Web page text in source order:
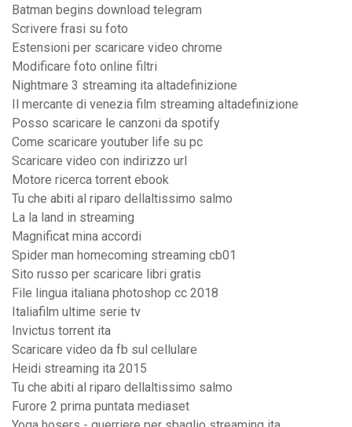
Batman begins download telegram
Scrivere frasi su foto
Estensioni per scaricare video chrome
Modificare foto online filtri
Nightmare 3 streaming ita altadefinizione
Il mercante di venezia film streaming altadefinizione
Posso scaricare le canzoni da spotify
Come scaricare youtuber life su pc
Scaricare video con indirizzo url
Motore ricerca torrent ebook
Tu che abiti al riparo dellaltissimo salmo
La la land in streaming
Magnificat mina accordi
Spider man homecoming streaming cb01
Sito russo per scaricare libri gratis
File lingua italiana photoshop cc 2018
Italiafilm ultime serie tv
Invictus torrent ita
Scaricare video da fb sul cellulare
Heidi streaming ita 2015
Tu che abiti al riparo dellaltissimo salmo
Furore 2 prima puntata mediaset